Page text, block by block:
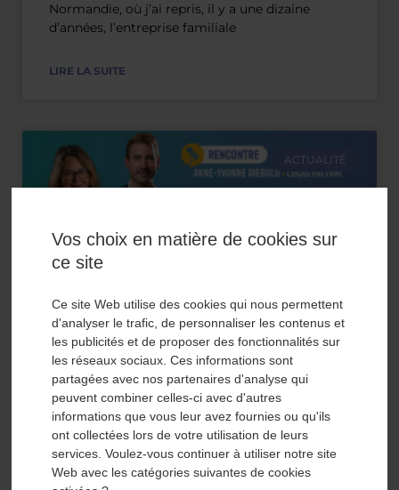
Normandie, où j’ai repris, il y a une dizaine
d’années, l’entreprise familiale
LIRE LA SUITE
ACTUALITÉ
La valorisation d’une entreprise
avant la cession
Rencontre : Anne-Yvonne Diebold, avocate et
Dirigeante du cabinet Athena Conseil x Lucas
Fattori, Directeur du cabinet Michel Simond
Alsace Combien vaut votre entreprise ?
Vos choix en matière de cookies sur
ce site
Ce site Web utilise des cookies qui nous permettent
d'analyser le trafic, de personnaliser les contenus et
les publicités et de proposer des fonctionnalités sur
les réseaux sociaux. Ces informations sont
partagées avec nos partenaires d'analyse qui
peuvent combiner celles-ci avec d'autres
informations que vous leur avez fournies ou qu'ils
ont collectées lors de votre utilisation de leurs
services. Voulez-vous continuer à utiliser notre site
Web avec les catégories suivantes de cookies